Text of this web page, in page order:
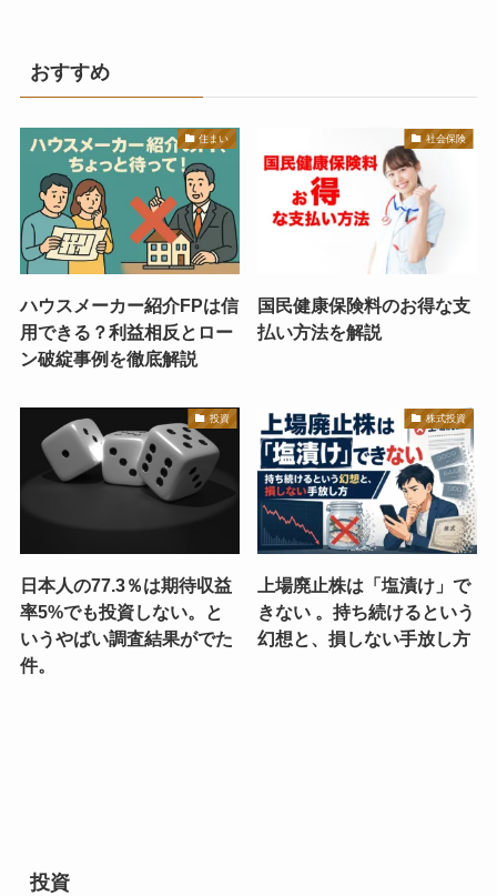
おすすめ
住まい
ハウスメーカー紹介FPは信
用できる？利益相反とロー
ン破綻事例を徹底解説
社会保険
国民健康保険料のお得な支
払い方法を解説
投資
日本人の77.3％は期待収益
率5%でも投資しない。と
いうやばい調査結果がでた
件。
株式投資
上場廃止株は「塩漬け」で
きない 。持ち続けるという
幻想と、損しない手放し方
投資